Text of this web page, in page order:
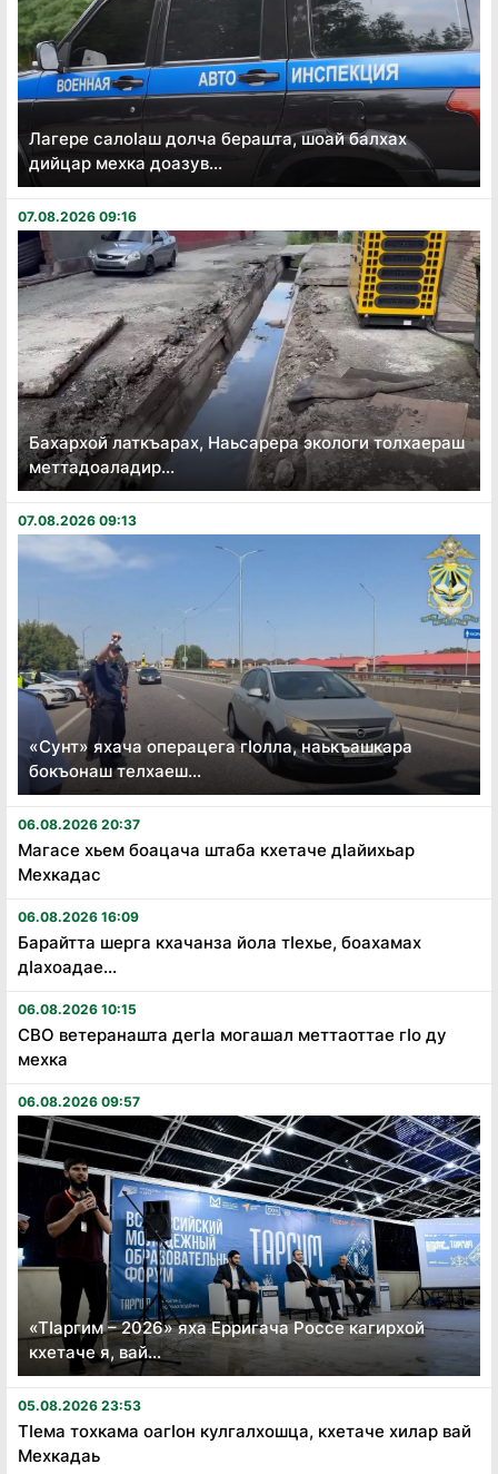
Лагере салоӏаш долча берашта, шоай балхах
дийцар мехка доазув...
07.08.2026 09:16
Бахархой латкъарах, Наьсарера экологи толхаераш
меттадоаладир...
07.08.2026 09:13
«Сунт» яхача операцега гӏолла, наькъашкара
бокъонаш телхаеш...
06.08.2026 20:37
Магасе хьем боацача штаба кхетаче дӏайихьар
Мехкадас
06.08.2026 16:09
Барайтта шерга кхачанза йола тӏехье, боахамах
дӏахоадае...
06.08.2026 10:15
СВО ветеранашта дегӏа могашал меттаоттае гӏо ду
мехка
06.08.2026 09:57
«Тӏаргим – 2026» яха Ерригача Россе кагирхой
кхетаче я, вай...
05.08.2026 23:53
Тӏема тохкама оагӏон кулгалхошца, кхетаче хилар вай
Мехкадаь